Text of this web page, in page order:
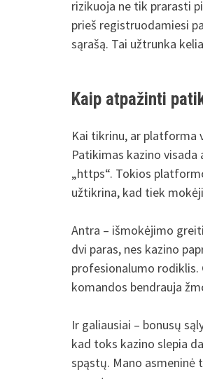
rizikuoja ne tik prarasti
prieš registruodamiesi
sąrašą. Tai užtrunka
Kaip atpažinti
Kai tikrinu, ar platforma
Patikimas kazino visada
„https“. Tokios
užtikrina, kad tiek
Antra – išmokėjimo
dvi paras, nes kazino
profesionalumo rodiklis.
komandos bendrauja
Ir galiausiai – bonusų
kad toks kazino slepia
spąstų. Mano asmeninė